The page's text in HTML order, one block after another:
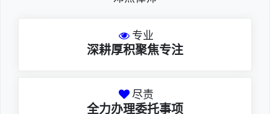
专业
深耕厚积聚焦专注
尽责
全力办理委托事项